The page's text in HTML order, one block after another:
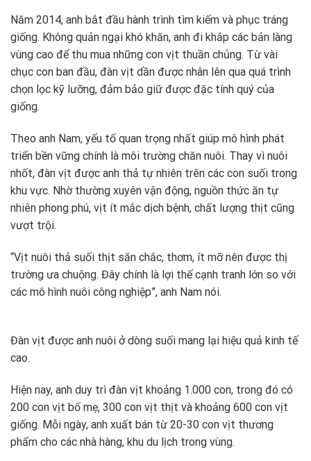
Năm 2014, anh bắt đầu hành trình tìm kiếm và phục tráng
giống. Không quản ngại khó khăn, anh đi khắp các bản làng
vùng cao để thu mua những con vịt thuần chủng. Từ vài
chục con ban đầu, đàn vịt dần được nhân lên qua quá trình
chọn lọc kỹ lưỡng, đảm bảo giữ được đặc tính quý của
giống.
Theo anh Nam, yếu tố quan trọng nhất giúp mô hình phát
triển bền vững chính là môi trường chăn nuôi. Thay vì nuôi
nhốt, đàn vịt được anh thả tự nhiên trên các con suối trong
khu vực. Nhờ thường xuyên vận động, nguồn thức ăn tự
nhiên phong phú, vịt ít mắc dịch bệnh, chất lượng thịt cũng
vượt trội.
“Vịt nuôi thả suối thịt săn chắc, thơm, ít mỡ nên được thị
trường ưa chuộng. Đây chính là lợi thế cạnh tranh lớn so với
các mô hình nuôi công nghiệp”, anh Nam nói.
Đàn vịt được anh nuôi ở dòng suối mang lại hiệu quả kinh tế
cao.
Hiện nay, anh duy trì đàn vịt khoảng 1.000 con, trong đó có
200 con vịt bố mẹ, 300 con vịt thịt và khoảng 600 con vịt
giống. Mỗi ngày, anh xuất bán từ 20-30 con vịt thương
phẩm cho các nhà hàng, khu du lịch trong vùng.